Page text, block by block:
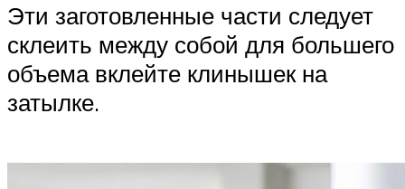
Эти заготовленные части следует
склеить между собой для большего
объема вклейте клинышек на
затылке.